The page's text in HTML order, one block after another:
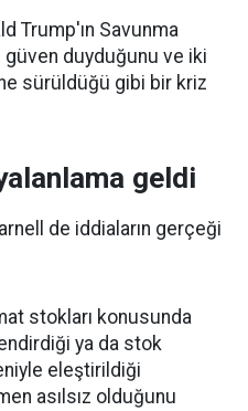
Trump'ın Savunma
güven duyduğunu ve iki
sürüldüğü gibi bir kriz
geldi
de iddiaların gerçeği
stokları konusunda
ya da stok
eleştirildiği
asılsız olduğunu